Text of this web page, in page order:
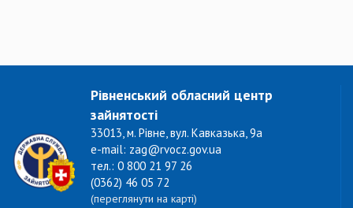
Рівненський обласний центр
зайнятості
33013, м. Рівне, вул. Кавказька, 9а
e-mail: zag@rvocz.gov.ua
тел.: 0 800 21 97 26
(0362) 46 05 72
(переглянути на карті)